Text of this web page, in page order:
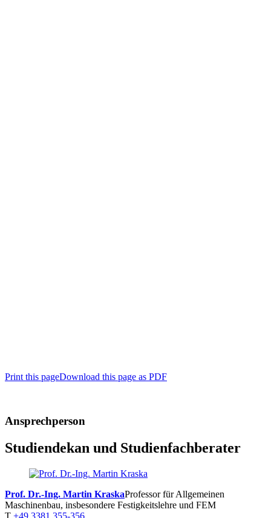
Print this pageDownload this page as PDF
Ansprechperson
Studiendekan und Studienfachberater
Prof. Dr.-Ing. Martin KraskaProfessor für Allgemeinen
Maschinenbau, insbesondere Festigkeitslehre und FEM
T +49 3381 355-356